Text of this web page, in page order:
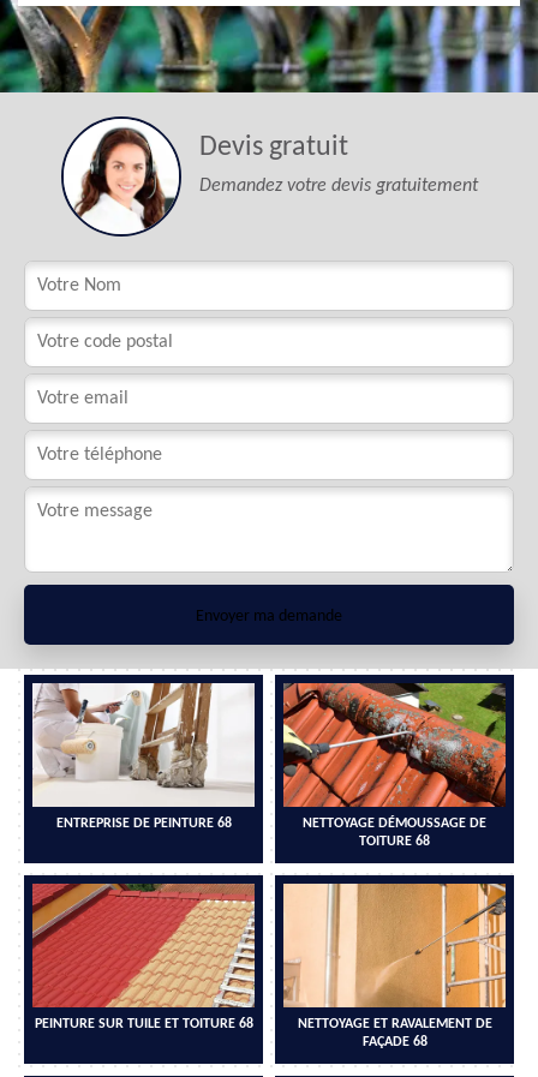
Devis gratuit
Demandez votre devis gratuitement
ENTREPRISE DE PEINTURE 68
NETTOYAGE DÉMOUSSAGE DE
TOITURE 68
PEINTURE SUR TUILE ET TOITURE 68
NETTOYAGE ET RAVALEMENT DE
FAÇADE 68